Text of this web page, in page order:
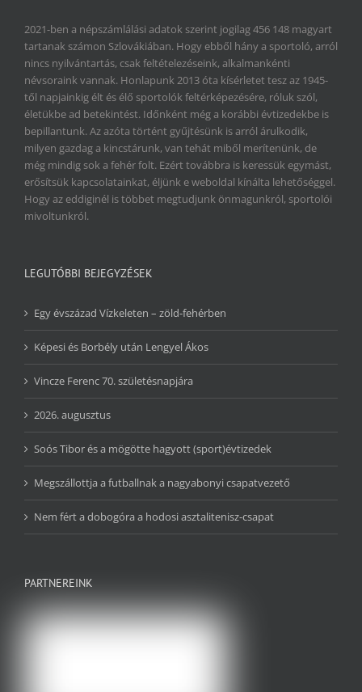
2021-ben a népszámlálási adatok szerint jogilag 456 148 magyart
tartanak számon Szlovákiában. Hogy ebből hány a sportoló, arról
nincs nyilvántartás, csak feltételezéseink, alkalmankénti
névsoraink vannak. Honlapunk 2013 óta kísérletet tesz az 1945-
től napjainkig élt és élő sportolók feltérképezésére, róluk szól,
életükbe ad betekintést. Időnként még a korábbi évtizedekbe is
bepillantunk. Az azóta történt gyűjtésünk is arról árulkodik,
milyen gazdag a kincstárunk, van tehát miből merítenünk, de
még mindig sok a fehér folt. Ezért továbbra is keressük egymást,
erősítsük kapcsolatainkat, éljünk e weboldal kínálta lehetőséggel.
Hogy az eddiginél is többet megtudjunk önmagunkról, sportolói
mivoltunkról.
LEGUTÓBBI BEJEGYZÉSEK
Egy évszázad Vízkeleten – zöld-fehérben
Képesi és Borbély után Lengyel Ákos
Vincze Ferenc 70. születésnapjára
2026. augusztus
Soós Tibor és a mögötte hagyott (sport)évtizedek
Megszállottja a futballnak a nagyabonyi csapatvezető
Nem fért a dobogóra a hodosi asztalitenisz-csapat
PARTNEREINK